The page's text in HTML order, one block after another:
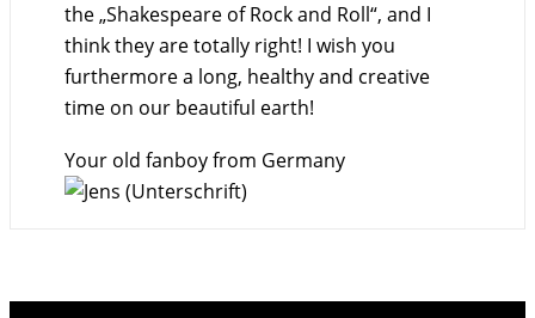
the „Shakespeare of Rock and Roll“, and I
think they are totally right! I wish you
furthermore a long, healthy and creative
time on our beautiful earth!
Your old fanboy from Germany